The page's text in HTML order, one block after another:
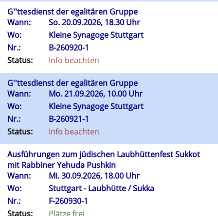
G''ttesdienst der egalitären Gruppe
Wann:
So.20.09.2026, 18.30 Uhr
Wo:
Kleine Synagoge Stuttgart
Nr.:
B-260920-1
Status:
Info beachten
G''ttesdienst der egalitären Gruppe
Wann:
Mo.21.09.2026, 10.00 Uhr
Wo:
Kleine Synagoge Stuttgart
Nr.:
B-260921-1
Status:
Info beachten
Ausführungen zum jüdischen Laubhüttenfest Sukkot
mit Rabbiner Yehuda Pushkin
Wann:
Mi.30.09.2026, 18.00 Uhr
Wo:
Stuttgart - Laubhütte / Sukka
Nr.:
F-260930-1
Status:
Plätze frei